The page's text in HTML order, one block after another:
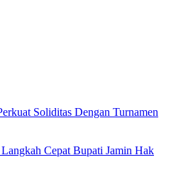
Soliditas Dengan Turnamen
Cepat Bupati Jamin Hak